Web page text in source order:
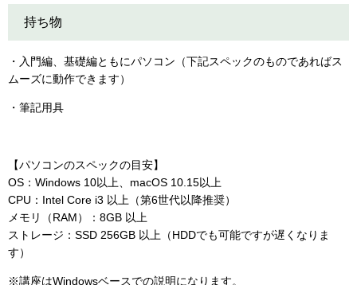
持ち物
・入門編、基礎編ともにパソコン（下記スペックのものであればス
ムーズに動作できます）
・筆記用具
【パソコンのスペックの目安】
OS：Windows 10以上、macOS 10.15以上
CPU：Intel Core i3 以上（第6世代以降推奨）
メモリ（RAM）：8GB 以上
ストレージ：SSD 256GB 以上（HDDでも可能ですが遅くなりま
す）
※講座はWindowsベースでの説明になります。